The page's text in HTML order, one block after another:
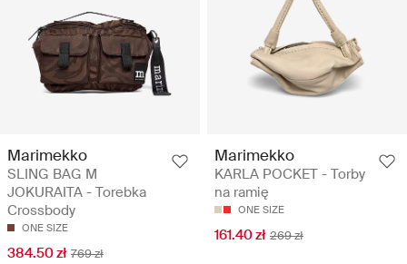
Marimekko
SLING BAG M
JOKURAITA - Torebka
Crossbody
ONE SIZE
384.50 zł 769 zł
Marimekko
KARLA POCKET - Torby
na ramię
ONE SIZE
161.40 zł 269 zł